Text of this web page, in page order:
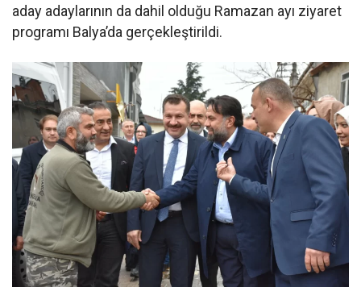
aday adaylarının da dahil olduğu Ramazan ayı ziyaret
programı Balya’da gerçekleştirildi.